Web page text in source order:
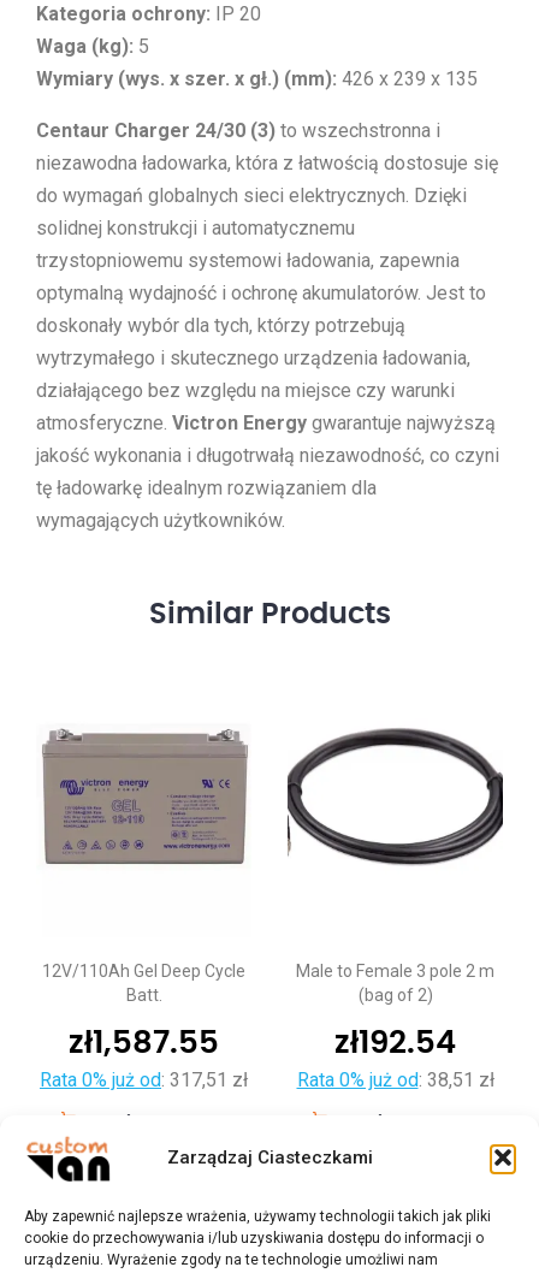
Zarządzaj Ciasteczkami
Aby zapewnić najlepsze wrażenia, używamy technologii takich jak pliki
cookie do przechowywania i/lub uzyskiwania dostępu do informacji o
urządzeniu. Wyrażenie zgody na te technologie umożliwi nam
Kategoria ochrony: IP 20
Waga (kg): 5
Wymiary (wys. x szer. x gł.) (mm): 426 x 239 x 135
Centaur Charger 24/30 (3) to wszechstronna i
niezawodna ładowarka, która z łatwością dostosuje się
do wymagań globalnych sieci elektrycznych. Dzięki
solidnej konstrukcji i automatycznemu
trzystopniowemu systemowi ładowania, zapewnia
optymalną wydajność i ochronę akumulatorów. Jest to
doskonały wybór dla tych, którzy potrzebują
wytrzymałego i skutecznego urządzenia ładowania,
działającego bez względu na miejsce czy warunki
atmosferyczne. Victron Energy gwarantuje najwyższą
jakość wykonania i długotrwałą niezawodność, co czyni
tę ładowarkę idealnym rozwiązaniem dla
wymagających użytkowników.
Similar Products
12V/110Ah Gel Deep Cycle
Batt.
zł1,587.55
Rata 0% już od: 317,51 zł
Male to Female 3 pole 2 m
(bag of 2)
zł192.54
Rata 0% już od: 38,51 zł